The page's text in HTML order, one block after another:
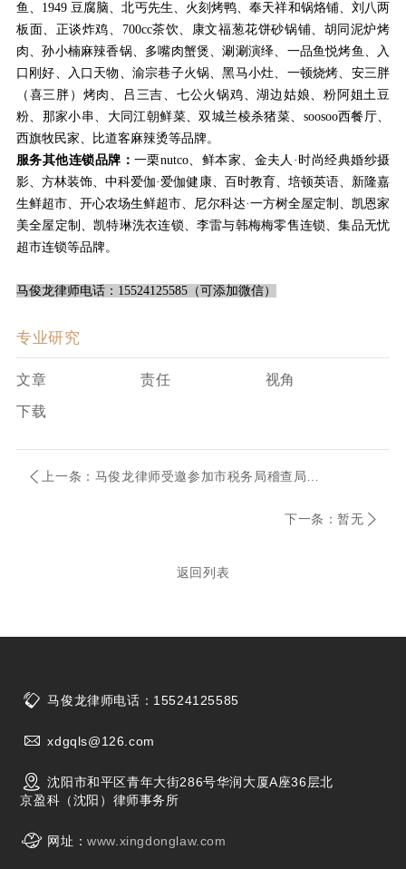
鱼、1949 豆腐脑、北丐先生、火刻烤鸭、奉天祥和锅烙铺、刘八两
板面、正谈炸鸡、700cc茶饮、康文福葱花饼砂锅铺、胡同泥炉烤
肉、孙小楠麻辣香锅、多嘴肉蟹煲、涮涮演绎、一品鱼悦烤鱼、入
口刚好、入口天物、渝宗巷子火锅、黑马小灶、一顿烧烤、安三胖
（喜三胖）烤肉、吕三吉、七公火锅鸡、湖边姑娘、粉阿姐土豆
粉、那家小串、大同江朝鲜菜、双城兰棱杀猪菜、soosoo西餐厅、
西旗牧民家、比道客麻辣烫等品牌。
服务其他连锁品牌： 一栗nutco、鲜本家、金夫人·时尚经典婚纱摄
影、方林装饰、中科爱伽·爱伽健康、百时教育、培顿英语、新隆嘉
生鲜超市、开心农场生鲜超市、尼尔科达·一方树全屋定制、凯恩家
美全屋定制、凯特琳洗衣连锁、李雷与韩梅梅零售连锁、集品无忧
超市连锁等品牌。
马俊龙律师电话：15524125585（可添加微信）
专业研究
文章 责任 视角
下载
下一条：暂无
返回列表
马俊龙律师电话：15524125585
xdgqls@126.com
沈阳市和平区青年大街286号华润大厦A座36层北
京盈科（沈阳）律师事务所
网址：www.xingdonglaw.com